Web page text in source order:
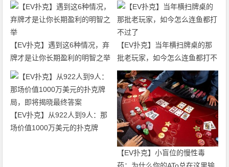
【EV扑克】遇到这6种情况，弃
牌才是让你长期盈利的明智之举
【EV扑克】当年横扫牌桌的那
批老玩家，如今怎么连鱼都打不
过了
【EV扑克】从922人到9人：那
场价值1000万美元的扑克牌
【EV扑克】小盲位的慢性毒